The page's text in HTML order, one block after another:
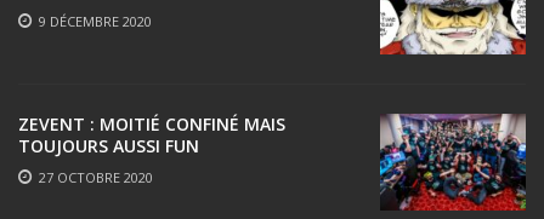
9 DÉCEMBRE 2020
ZEVENT : MOITIÉ CONFINÉ MAIS
TOUJOURS AUSSI FUN
27 OCTOBRE 2020